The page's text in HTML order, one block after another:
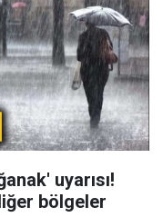
uyarısı!
bölgeler